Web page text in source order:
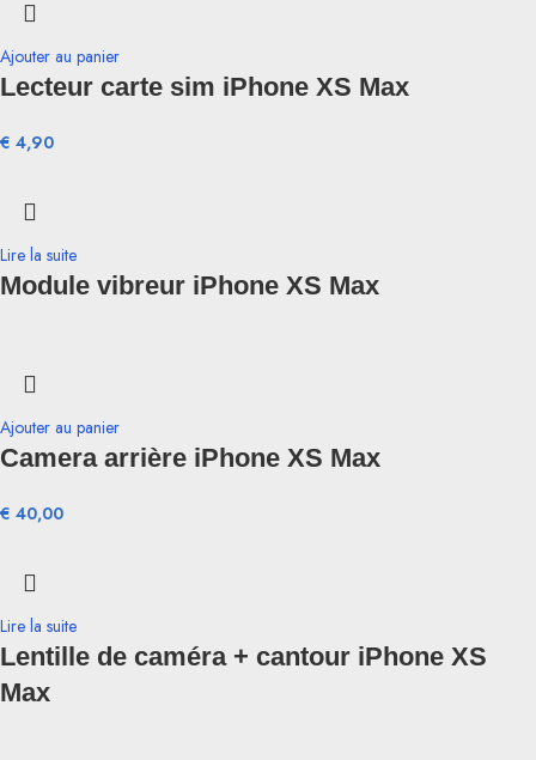
Ajouter au panier
Lecteur carte sim iPhone XS Max
€ 4,90
Lire la suite
Module vibreur iPhone XS Max
Ajouter au panier
Camera arrière iPhone XS Max
€ 40,00
Lire la suite
Lentille de caméra + cantour iPhone XS
Max